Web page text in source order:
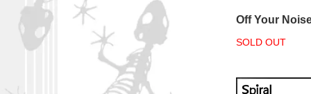
Off Your
SOLD OUT